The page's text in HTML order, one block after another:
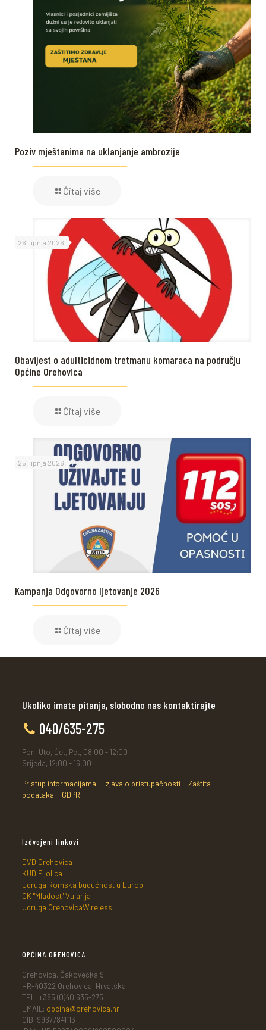
Poziv mještanima na uklanjanje ambrozije
Čitaj više
26. lipnja 2026.
Obavijest o adulticidnom tretmanu komaraca na području
Općine Orehovica
Čitaj više
25. lipnja 2026.
Kampanja Odgovorno ljetovanje 2026
Čitaj više
Ukoliko imate pitanja, slobodno nas kontaktirajte
040/635-275
Pon, Uto, Čet, Pet, 08:00 - 12:00
Srijeda, 12:00 - 16:00
Pristup informacijama Izjava o pristupačnosti
Zaštita
podataka
GDPR
Izdvojeni linkovi
DVD Orehovica
KUD Fijolica
Udruga Romska budućnost u Europi
OK "Mladost" Vularija
Udruga OrehovicaWireless
OPĆINA OREHOVICA
Orehovica, Čakovečka 9
HR-40322 Orehovica, Hrvatska
TEL: +385 (0)40 635-275
EMAIL: opcina@orehovica.hr
OIB: 99677841113